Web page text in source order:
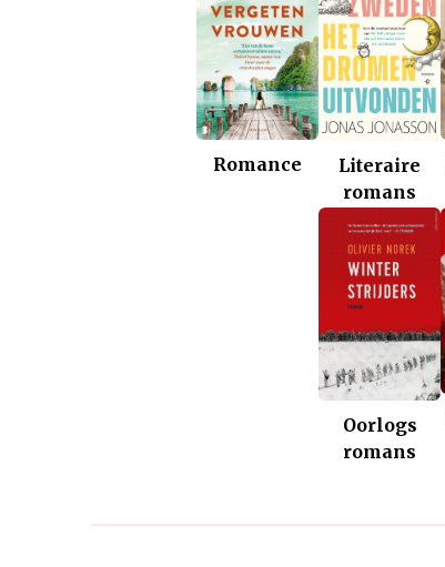
Romance
Literaire
romans
Oorlogs
romans